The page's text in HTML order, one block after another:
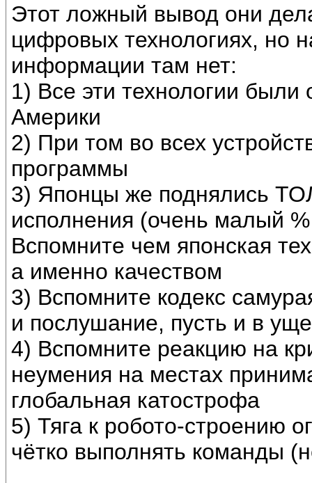
Этот ложный вывод они
цифровых технологиях, но
информации там нет:
1) Все эти технологии
Америки
2) При том во всех
программы
3) Японцы же поднялись
исполнения (очень малый
Вспомните чем японская
а именно качеством
3) Вспомните кодекс
и послушание, пусть и в
4) Вспомните реакцию на
неумения на местах
глобальная катострофа
5) Тяга к робото-строению
чётко выполнять команды